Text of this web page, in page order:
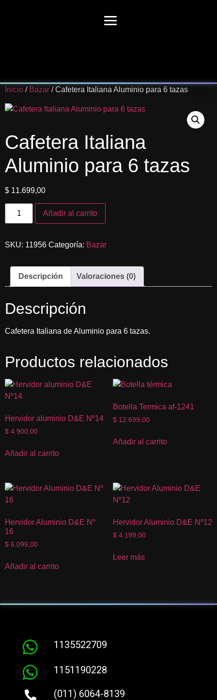
Inicio / Bazar / Cafetera Italiana Aluminio para 6 tazas
Cafetera Italiana
Aluminio para 6 tazas
$ 11.699,00
Añadir al carrito
SKU: 11956 Categoría: Bazar
Descripción Valoraciones (0)
Descripción
Cafetera Italiana de Aluminio para 6 tazas.
Productos relacionados
Hervidor aluminio D&E Nº14
$ 4.900,00
Añadir al carrito
Botella Termica af-1241
$12.699,00
Añadir al carrito
Hervidor Aluminio D&E Nº
16
$ 6.099,00
Añadir al carrito
Hervidor Aluminio D&E Nº12
$4.199,00
Leer más
1135522709
1151190228
(011) 6064-8139